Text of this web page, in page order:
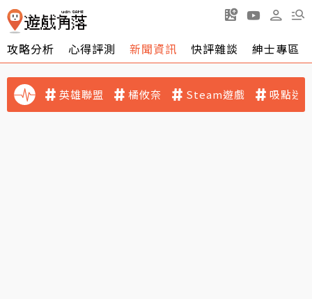
攻略分析 心得評測 新聞資訊 快評雜談 紳士專區
英雄聯盟 橘攸奈 Steam遊戲 吸點迷